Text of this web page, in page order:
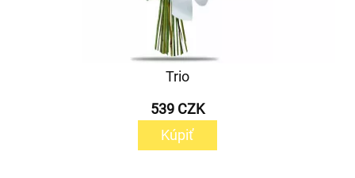
Trio
539 CZK
Kúpiť